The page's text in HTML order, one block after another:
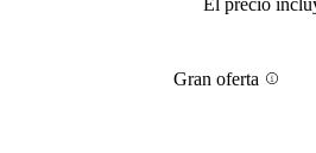
El precio
Gran oferta